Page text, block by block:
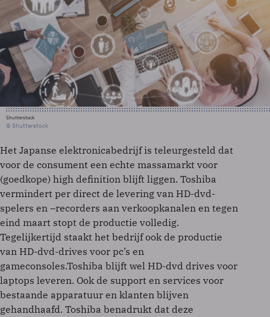
Shutterstock
© Shutterstock
Het Japanse elektronicabedrijf is teleurgesteld dat
voor de consument een echte massamarkt voor
(goedkope) high definition blijft liggen. Toshiba
vermindert per direct de levering van HD-dvd-
spelers en –recorders aan verkoopkanalen en tegen
eind maart stopt de productie volledig.
Tegelijkertijd staakt het bedrijf ook de productie
van HD-dvd-drives voor pc’s en
gameconsoles.Toshiba blijft wel HD-dvd drives voor
laptops leveren. Ook de support en services voor
bestaande apparatuur en klanten blijven
gehandhaafd. Toshiba benadrukt dat deze